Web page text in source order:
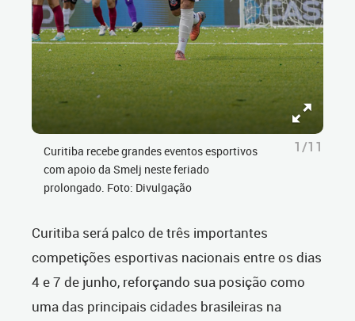
Curitiba recebe grandes eventos esportivos
com apoio da Smelj neste feriado
prolongado. Foto: Divulgação
1/11
Curitiba será palco de três importantes
competições esportivas nacionais entre os dias
4 e 7 de junho, reforçando sua posição como
uma das principais cidades brasileiras na